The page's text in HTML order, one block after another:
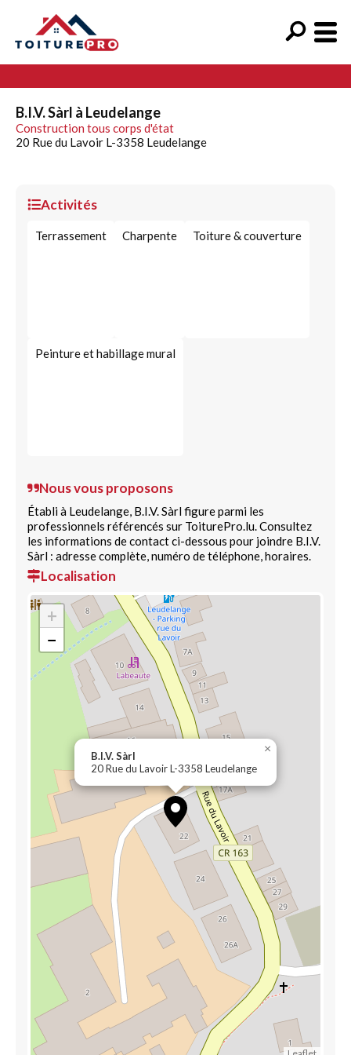
B.I.V. Sàrl à Leudelange
Construction tous corps d'état
20 Rue du Lavoir L-3358 Leudelange
Activités
Terrassement Charpente Toiture & couverture
Peinture et habillage mural
Nous vous proposons
Établi à Leudelange, B.I.V. Sàrl figure parmi les
professionnels référencés sur ToiturePro.lu. Consultez
les informations de contact ci-dessous pour joindre B.I.V.
Sàrl : adresse complète, numéro de téléphone, horaires.
Localisation
B.I.V. Sàrl
20 Rue du Lavoir L-3358 Leudelange
×
+
−